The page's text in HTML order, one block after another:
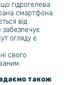
4G
гідрогелева
смартфона.
від
забезпечує
огляду є
свого
також